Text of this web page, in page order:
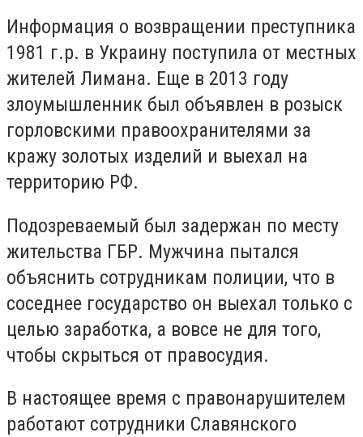
Информация о возвращении преступника
1981 г.р. в Украину поступила от местных
жителей Лимана. Еще в 2013 году
злоумышленник был объявлен в розыск
горловскими правоохранителями за
кражу золотых изделий и выехал на
территорию РФ.
Подозреваемый был задержан по месту
жительства ГБР. Мужчина пытался
объяснить сотрудникам полиции, что в
соседнее государство он выехал только с
целью заработка, а вовсе не для того,
чтобы скрыться от правосудия.
В настоящее время с правонарушителем
работают сотрудники Славянского